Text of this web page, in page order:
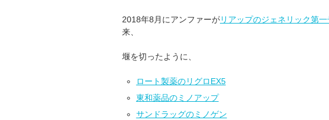
2018年8月にアンファーがリアップのジェネリック第
来、
堰を切ったように、
ロート製薬のリグロEX5
東和薬品のミノアップ
サンドラッグのミノゲン